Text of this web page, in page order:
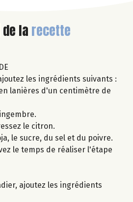
de la recette
les ingrédients suivants :
lanières d'un centimètre de
le citron.
le sucre, du sel et du poivre.
le temps de réaliser l'étape
ajoutez les ingrédients